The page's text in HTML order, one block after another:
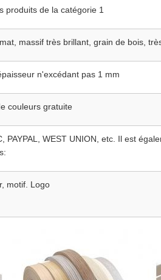
produits de la catégorie 1
massif très brillant, grain de bois,
n'excédant pas 1 mm
couleurs gratuite
PAYPAL, WEST UNION, etc. Il est
motif. Logo